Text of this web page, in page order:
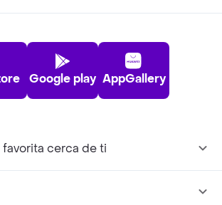
Google play AppGallery
cerca de ti